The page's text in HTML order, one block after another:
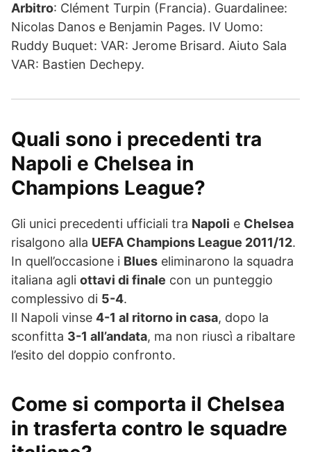
Arbitro: Clément Turpin (Francia). Guardalinee:
Nicolas Danos e Benjamin Pages. IV Uomo:
Ruddy Buquet: VAR: Jerome Brisard. Aiuto Sala
VAR: Bastien Dechepy.
Quali sono i precedenti tra
Napoli e Chelsea in
Champions League?
Gli unici precedenti ufficiali tra Napoli e Chelsea
risalgono alla UEFA Champions League 2011/12.
In quell’occasione i Blues eliminarono la squadra
italiana agli ottavi di finale con un punteggio
complessivo di 5-4.
Il Napoli vinse 4-1 al ritorno in casa, dopo la
sconfitta 3-1 all’andata, ma non riuscì a ribaltare
l’esito del doppio confronto.
Come si comporta il Chelsea
in trasferta contro le squadre